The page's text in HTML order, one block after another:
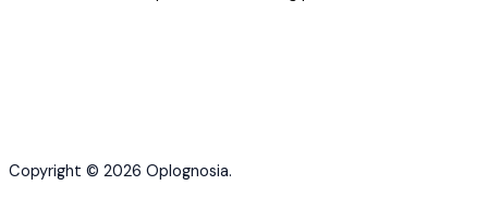
Copyright © 2026 Oplognosia.